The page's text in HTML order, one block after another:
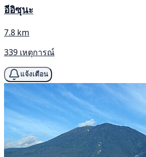
อีอิซุนะ
7.8 km
339 เหตุการณ์
แจ้งเตือน